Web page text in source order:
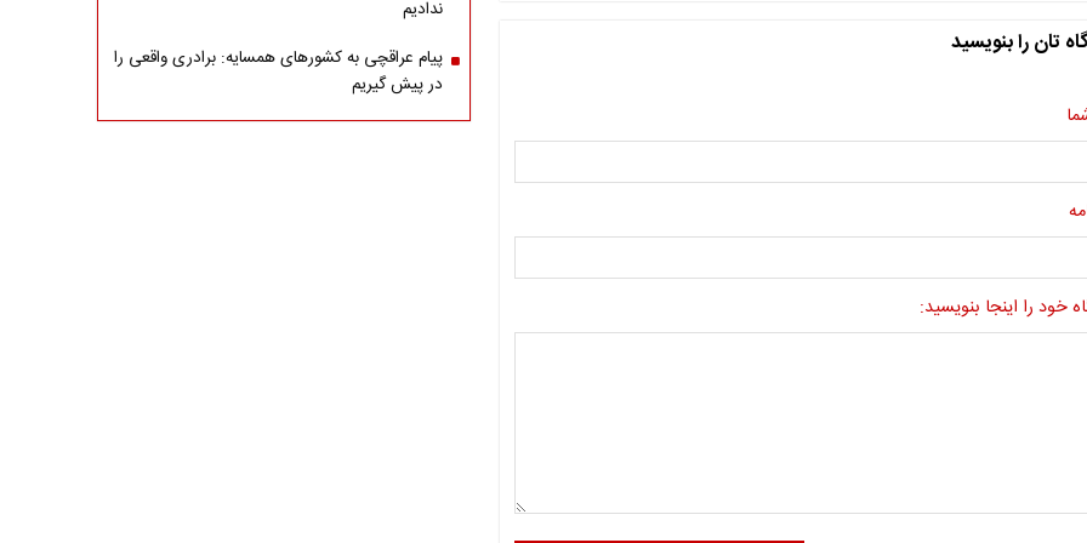
تان را بنویسید
خود را اینجا بنویسید:
ندادیم
پیام عراقچی به کشورهای همسایه: برادری واقعی را
در پیش گیریم